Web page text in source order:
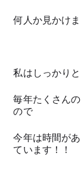
何人か見かけ
私はしっかり
毎年たくさん
ので
今年は時間が
ています！！